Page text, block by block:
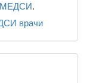
МЕДСИ.
врачи